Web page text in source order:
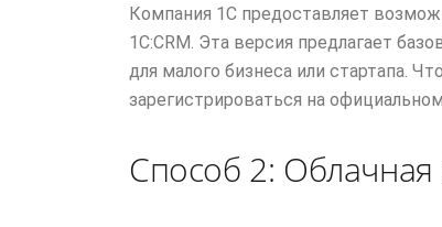
Компания 1С предоставляет
1С:CRM. Эта версия предлагает
для малого бизнеса или стартапа.
зарегистрироваться на
Способ 2: Облачная